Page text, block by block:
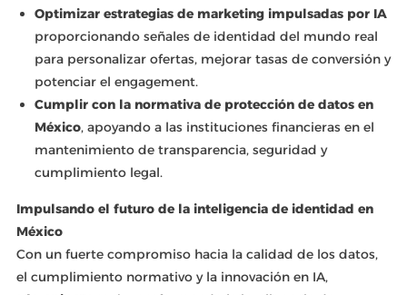
Optimizar estrategias de marketing impulsadas por IA
proporcionando señales de identidad del mundo real
para personalizar ofertas, mejorar tasas de conversión y
potenciar el engagement.
Cumplir con la normativa de protección de datos en
México, apoyando a las instituciones financieras en el
mantenimiento de transparencia, seguridad y
cumplimiento legal.
Impulsando el futuro de la inteligencia de identidad en
México
Con un fuerte compromiso hacia la calidad de los datos,
el cumplimiento normativo y la innovación en IA,